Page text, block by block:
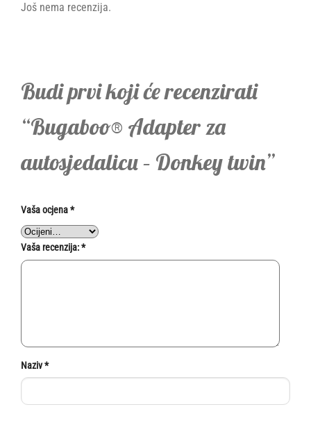
Još nema recenzija.
Budi prvi koji će recenzirati
“Bugaboo® Adapter za
autosjedalicu – Donkey twin”
Vaša ocjena*
Vaša recenzija:*
Naziv*